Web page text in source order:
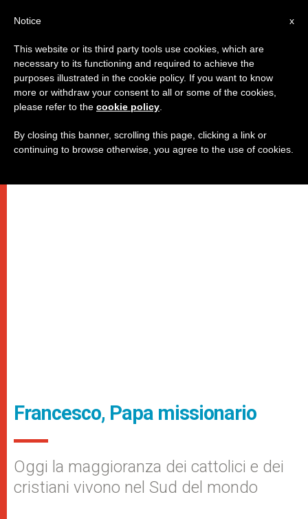
Francesco, Papa missionario
Oggi la maggioranza dei cattolici e dei
cristiani vivono nel Sud del mondo
x
Notice
This website or its third party tools use cookies, which are
necessary to its functioning and required to achieve the
purposes illustrated in the cookie policy. If you want to know
more or withdraw your consent to all or some of the cookies,
please refer to the cookie policy
By closing this banner, scrolling this page, clicking a link or
continuing to browse otherwise, you agree to the use of cookies.